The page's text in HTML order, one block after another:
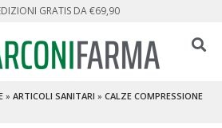
GRATIS DA €69,90
» ARTICOLI SANITARI » CALZE COMPRESSIONE